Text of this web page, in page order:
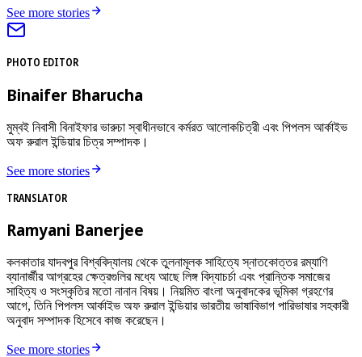
See more stories
PHOTO EDITOR
Binaifer Bharucha
মুম্বই নিবাসী বিনাইফার ভারুচা স্বাধীনভাবে কর্মরত আলোকচিত্রী এবং পিপলস আর্কাইভ
অফ রুরাল ইন্ডিয়ার চিত্র সম্পাদক।
See more stories
TRANSLATOR
Ramyani Banerjee
কলকাতার যাদবপুর বিশ্ববিদ্যালয় থেকে তুলনামূলক সাহিত্যে স্নাতকোত্তর রম্যাণি
ব্যানার্জীর আগ্রহের ক্ষেত্রগুলির মধ্যে আছে লিঙ্গ বিদ্যাচর্চা এবং প্রান্তিক সমাজের
সাহিত্য ও সংস্কৃতির মতো নানান বিষয়। নিয়মিত বাংলা অনুবাদকের ভূমিকা গ্রহণের
আগে, তিনি পিপলস আর্কাইভ অফ রুরাল ইন্ডিয়ার ভারতীয় ভাষাবিভাগ পারিভাষার সহকারী
অনুবাদ সম্পাদক হিসেবে কাজ করেছেন।
See more stories